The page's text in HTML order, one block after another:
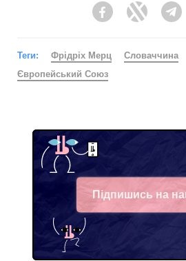
FacebookTwitter
Теги: Фрідріх Мерц Словаччина
Європейський Союз
Підпишись на
Facebook